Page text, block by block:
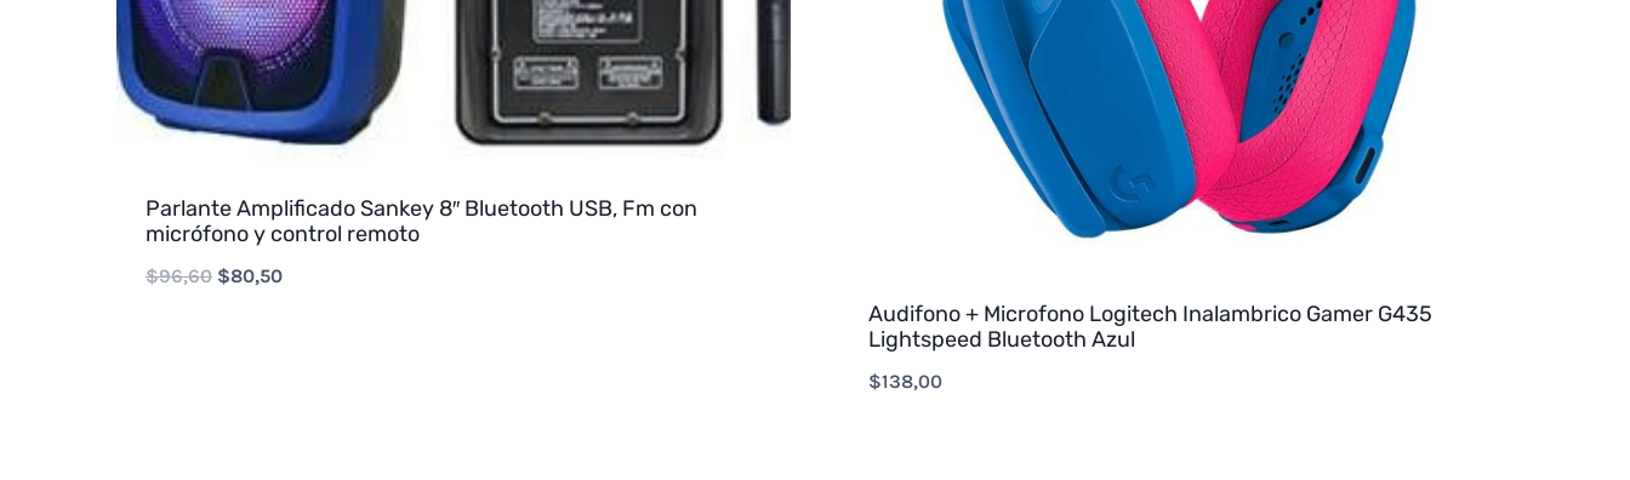
Parlante Amplificado Sankey 8″ Bluetooth USB, Fm con
micrófono y control remoto
$96,60 Original
$80,50Current
Audifono + Microfono Logitech Inalambrico Gamer G435
Lightspeed Bluetooth Azul
$138,00